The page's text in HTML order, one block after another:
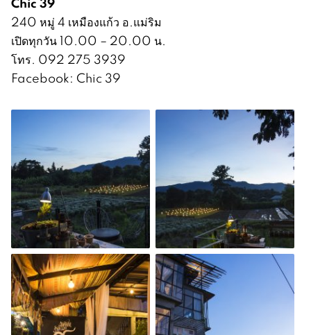
240 หมู่ 4 เหมืองแก้ว อ.แม่ริม
เปิดทุกวัน 10.00 – 20.00 น.
โทร. 092 275 3939
Facebook: Chic 39